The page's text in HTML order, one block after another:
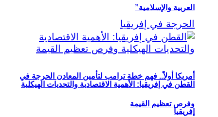
أمريكا أولاً.. فهم خطة ترامب لتأمين المعادن الحرجة في
إفريقيا
العربية والإسلامية”
القطن في إفريقيا: الأهمية الاقتصادية والتحديات الهيكلية
وفرص تعظيم القيمة